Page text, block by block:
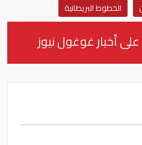
الخطوط البريطانية
على أخبار غوغول نيوز